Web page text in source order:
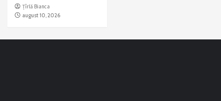
Țîrlă Bianca
august 10, 2026